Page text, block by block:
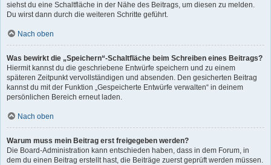
siehst du eine Schaltfläche in der Nähe des Beitrags, um diesen zu melden.
Du wirst dann durch die weiteren Schritte geführt.
Nach oben
Was bewirkt die „Speichern“-Schaltfläche beim Schreiben eines Beitrags?
Hiermit kannst du die geschriebene Entwürfe speichern und zu einem
späteren Zeitpunkt vervollständigen und absenden. Den gesicherten Beitrag
kannst du mit der Funktion „Gespeicherte Entwürfe verwalten“ in deinem
persönlichen Bereich erneut laden.
Nach oben
Warum muss mein Beitrag erst freigegeben werden?
Die Board-Administration kann entschieden haben, dass in dem Forum, in
dem du einen Beitrag erstellt hast, die Beiträge zuerst geprüft werden müssen.